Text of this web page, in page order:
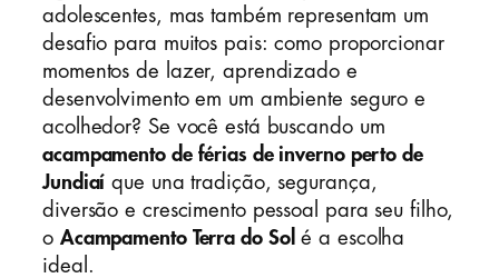
adolescentes, mas também representam um
desafio para muitos pais: como proporcionar
momentos de lazer, aprendizado e
desenvolvimento em um ambiente seguro e
acolhedor? Se você está buscando um
acampamento de férias de inverno perto de
Jundiaí que una tradição, segurança,
diversão e crescimento pessoal para seu filho,
o Acampamento Terra do Sol é a escolha
ideal.